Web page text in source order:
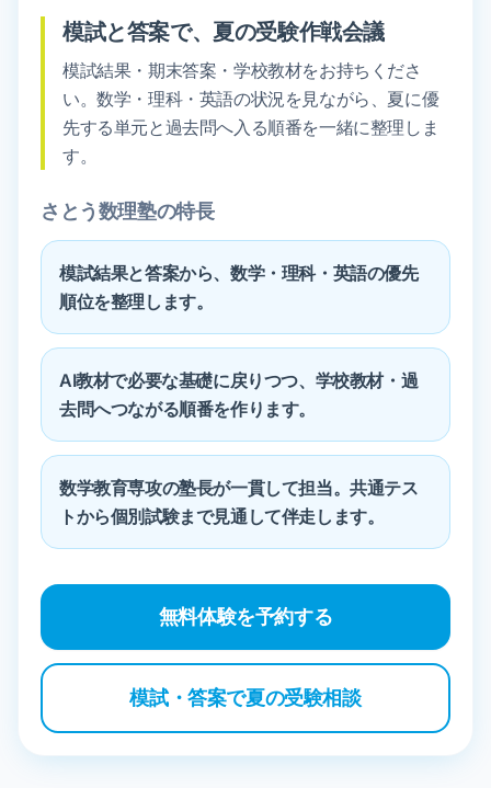
模試と答案で、夏の受験作戦会議
模試結果・期末答案・学校教材をお持ちくださ
い。数学・理科・英語の状況を見ながら、夏に優
先する単元と過去問へ入る順番を一緒に整理しま
す。
さとう数理塾の特長
模試結果と答案から、数学・理科・英語の優先
順位を整理します。
AI教材で必要な基礎に戻りつつ、学校教材・過
去問へつながる順番を作ります。
数学教育専攻の塾長が一貫して担当。共通テス
トから個別試験まで見通して伴走します。
無料体験を予約する
模試・答案で夏の受験相談